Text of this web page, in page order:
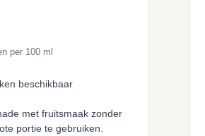
per 100 ml
beschikbaar
met fruitsmaak zonder
portie te gebruiken.